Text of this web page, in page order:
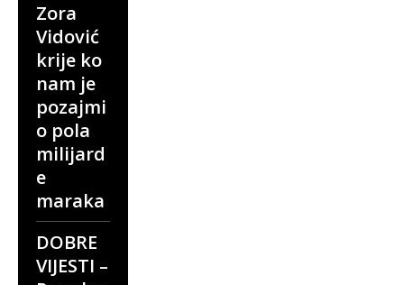
Zora
Vidović
krije ko
nam je
pozajmi
o pola
milijard
e
maraka
DOBRE
VIJESTI –